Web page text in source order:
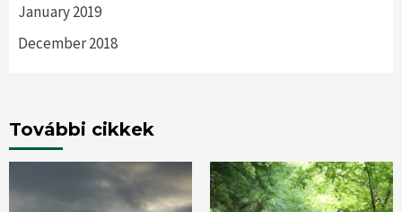
January 2019
December 2018
További cikkek